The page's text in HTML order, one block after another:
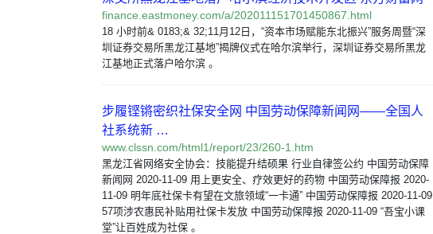
finance.eastmoney.com/a/202011151701450867.html
18 小时前& 0183;& 32;11月12日，“资本市场赋能东北振兴”服务周暨“深
圳证券交易所黑龙江基地”揭牌仪式在哈尔滨举行，深圳证券交易所黑龙
江基地正式落户哈尔滨 。
步履铿锵密织社保安全网 中国劳动保障新闻网——全国人
社系统新 …
www.clssn.com/html1/report/23/260-1.htm
黑龙江省网络安全协会：技能提升结硕果 行业自律签公约 中国劳动保障
新闻网 2020-11-09 用上更安全、疗效更好的药物 中国劳动保障报 2020-
11-09 明年底社保卡有望在文旅领域“一卡通” 中国劳动保障报 2020-11-09
57项涉农惠民补贴用社保卡发放 中国劳动保障报 2020-11-09 “吾宝小课
堂”让百姓成为社保 。